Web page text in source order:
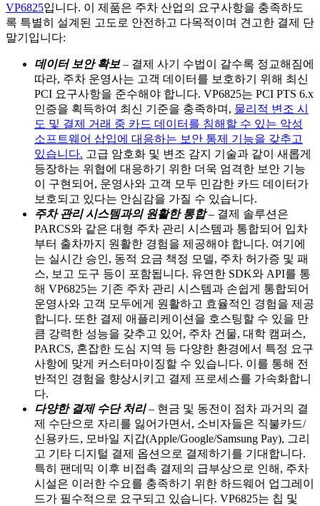
VP6825입니다. 이 제품은 주차 산업의 요구사항을 충족하도
록 특별히 설계된 고도로 안전하고 다목적이며 견고한 결제 단
말기입니다:
데이터 보안 확보– 결제 사기 수법이 갈수록 정교해짐에
따라, 주차 운영사는 고객 데이터를 보호하기 위해 최신
PCI 요구사항을 준수해야 합니다. VP6825는 PCI PTS 6.x
인증을 획득하여 최신 기준을 충족하며, 물리적 변조 시
도 및 결제 거래 중 카드 데이터를 침해할 수 있는 악성
소프트웨어 삽입에 대응하는 보안 통제 기능을 갖추고
있습니다. 고급 암호화 및 변조 감지 기술과 같이 새롭게
등장하는 위협에 대응하기 위한 더욱 엄격한 보안 기능
이 구현되어, 운영사와 고객 모두 민감한 카드 데이터가
보호되고 있다는 안심감을 가질 수 있습니다.
주차 관리 시스템과의 원활한 통합– 결제 솔루션은
PARCS와 같은 대형 주차 관리 시스템과 통합되어 입차
부터 출차까지 원활한 경험을 제공해야 합니다. 여기에
는 실시간 승인, 동적 요금 책정 모델, 주차 허가증 및 패
스, 보고 도구 등이 포함됩니다. 유연한 SDK와 API를 통
해 VP6825는 기존 주차 관리 시스템과 손쉽게 통합되어
운영사와 고객 모두에게 원활하고 효율적인 경험을 제공
합니다. 또한 결제 애플리케이션을 호스팅할 수 있을 만
큼 강력한 성능을 갖추고 있어, 주차 건물, 대학 캠퍼스,
PARCS, 혼잡한 도심 지역 등 다양한 환경에서 특정 요구
사항에 맞게 커스터마이징할 수 있습니다. 이를 통해 전
반적인 경험을 향상시키고 결제 프로세스를 가속화합니
다.
다양한 결제 수단 처리– 현금 및 동전이 점차 과거의 결
제 수단으로 자리를 잃어가면서, 소비자들은 직불카드/
신용카드, 모바일 지갑(Apple/Google/Samsung Pay), 그리
고 기타 디지털 결제 옵션으로 결제하기를 기대합니다.
특히 팬데믹 이후 비접촉 결제의 급부상으로 인해, 주차
시설은 이러한 수요를 충족하기 위한 하드웨어 업그레이
드가 필수적으로 요구되고 있습니다. VP6825는 칩 및